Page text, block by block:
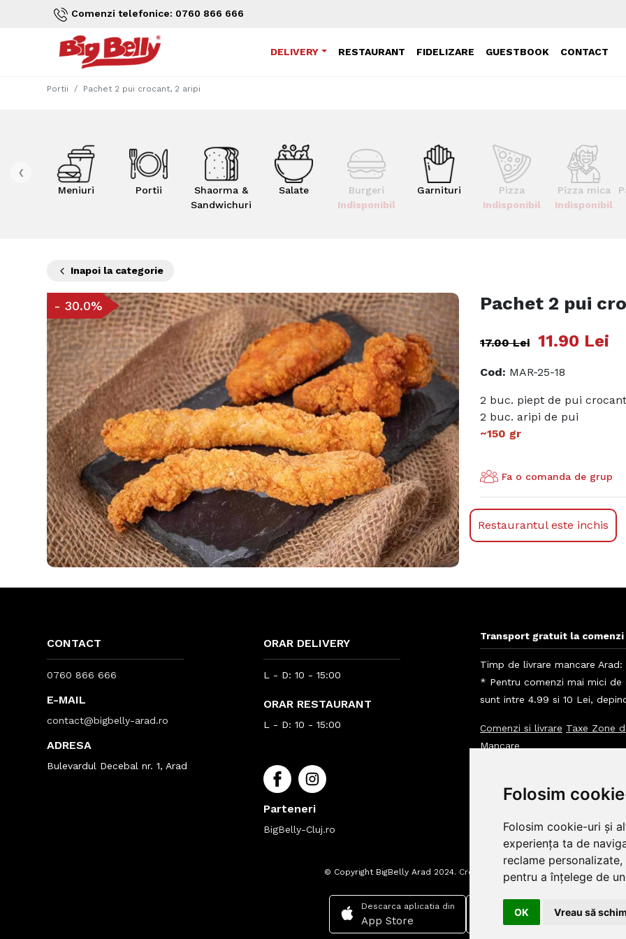
Folosim
Folosim cookie-uri și
experiența ta de
reclame
pentru a înțelege de
OK Vreau să
Comenzi telefonice: 0760 866 666
DELIVERY RESTAURANT FIDELIZARE GUESTBOOK CONTACT
Portii Pachet 2 pui crocant, 2 aripi
Meniuri Portii
Shaorma &
Sandwichuri
Salate
Burgeri
Indisponibil
Garnituri
Pizza
Indisponibil
Pizza mica
Indisponibil
‹
Inapoi la categorie
-30.0% Pachet 2 pui
17.00 Lei 11.90 Lei
Cod: MAR-25-18
2 buc. piept de pui crocant
2 buc. aripi de pui
~150 gr
Fa o comanda de grup
Restaurantul este inchis
CONTACT
0760 866 666
E-MAIL
contact@bigbelly-arad.ro
ADRESA
Bulevardul Decebal nr. 1, Arad
ORAR DELIVERY
L - D: 10 - 15:00
ORAR RESTAURANT
L - D: 10 - 15:00
Parteneri
BigBelly-Cluj.ro
Transport gratuit la comenzi
Timp de livrare mancare
* Pentru comenzi mai mici de
sunt intre 4.99 si 10 Lei,
Comenzi si livrare Taxe Zone
Mancare
© Copyright BigBelly Arad 2024. Creare Magazin Online
Descarca aplicatia din
App Store
Descarca aplicatia din
Google play